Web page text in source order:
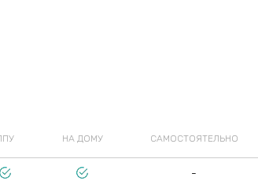
для пренатального скрининга с целью
НА ДОМУ САМОСТОЯТЕЛЬНО
-